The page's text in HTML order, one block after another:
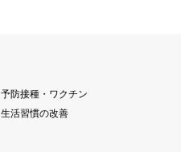
予防接種・ワクチン
生活習慣の改善